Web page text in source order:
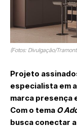
(Fotos: Divulgação/
Projeto
especialista em
marca presença
Com o tema O
busca conectar